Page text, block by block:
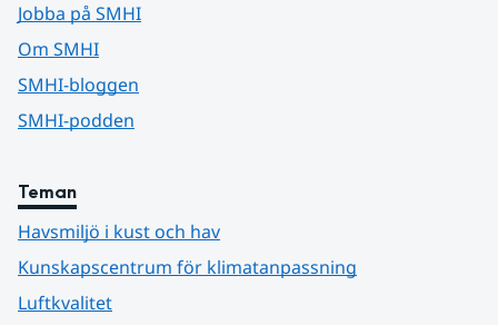
Jobba på SMHI
Om SMHI
SMHI-bloggen
SMHI-podden
Teman
Havsmiljö i kust och hav
Kunskapscentrum för klimatanpassning
Luftkvalitet